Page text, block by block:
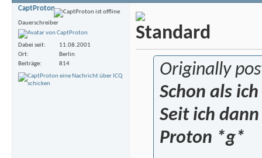
CaptProton
Dauerschreiber
Dabei seit
11.08.2001
Ort
Berlin
Beiträge
814
Originally
Schon als
Seit ich
Proton *g*